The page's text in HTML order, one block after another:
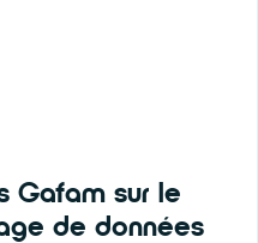
Gafam sur le
de données